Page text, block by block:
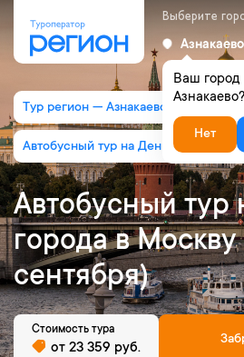
Выберите
Азнакаево
Ваш город
Азнакаево?
Нет
Тур регион — Азнакаево
Автобусный тур на День города в
Автобусный тур
города в Москву
сентября)
Стоимость тура
от 23 359 руб.